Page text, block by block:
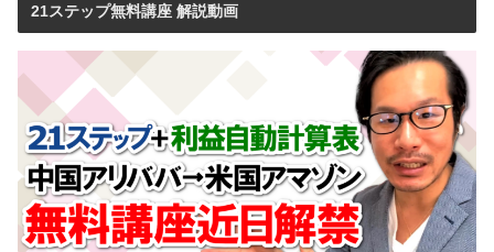
21ステップ無料講座 解説動画